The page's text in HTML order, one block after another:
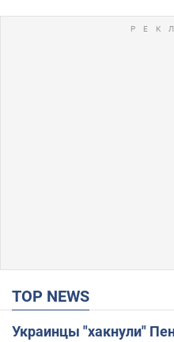
TOP NEWS
Украинцы "хакнули"